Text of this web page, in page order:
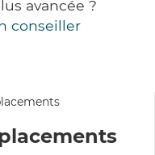
avancée ?
conseiller